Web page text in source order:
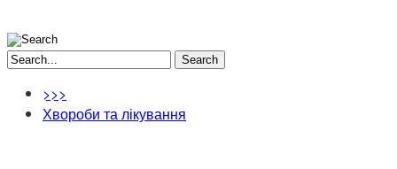
Search
>>>
Хвороби та лікування